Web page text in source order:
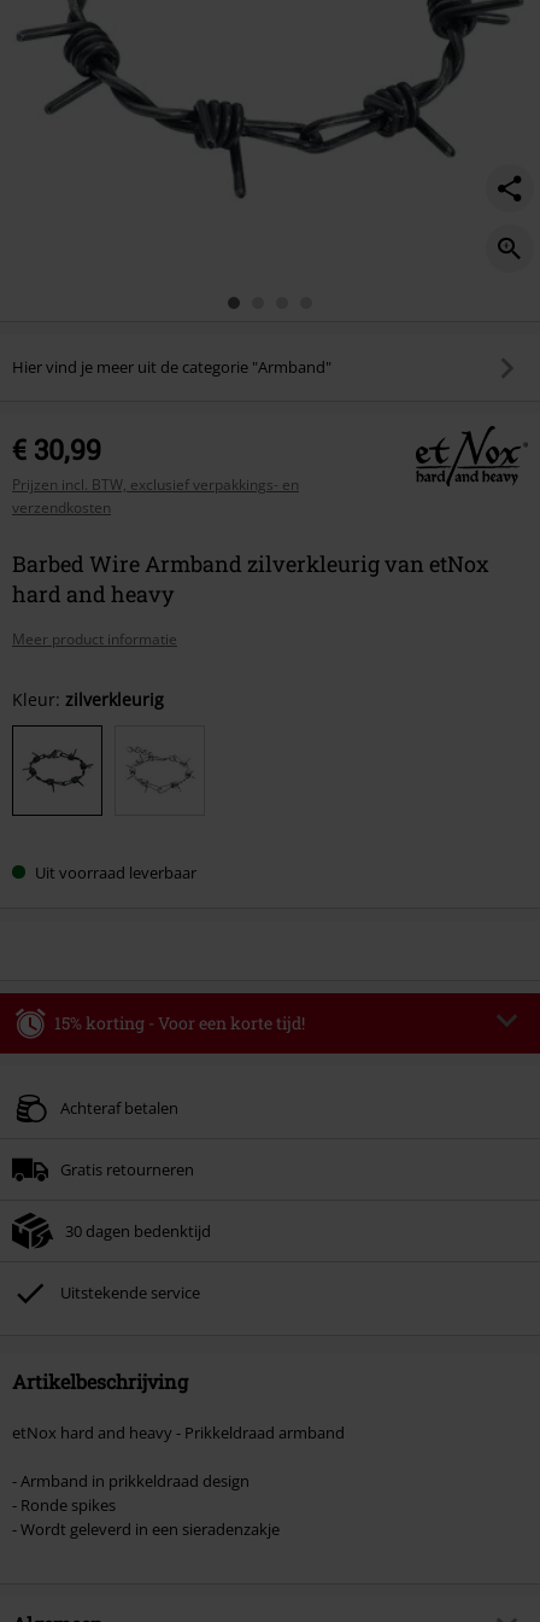
Hier vind je meer uit de categorie "Armband"
€ 30,99
Prijzen incl. BTW, exclusief verpakkings- en
verzendkosten
Barbed Wire Armband zilverkleurig van etNox
hard and heavy
Meer product informatie
Kies
je
maat
Kleur: zilverkleurig
Uit voorraad leverbaar
15% korting - Voor een korte tijd!
Geldig t/m 09-08-2026
Zodra je de code hebt ingevoerd, wordt de korting automatisch verrekend in
Kan niet gecombineerd worden met andere kortingscodes. Boeken, media,
Toten Hosen, Metality, cadeaubonnen en artikelen met een inbegrepen
donatie zijn uitgesloten van de korting.
Achteraf betalen
Gratis retourneren
30 dagen bedenktijd
Uitstekende service
Artikelbeschrijving
etNox hard and heavy - Prikkeldraad armband
- Armband in prikkeldraad design
- Ronde spikes
- Wordt geleverd in een sieradenzakje